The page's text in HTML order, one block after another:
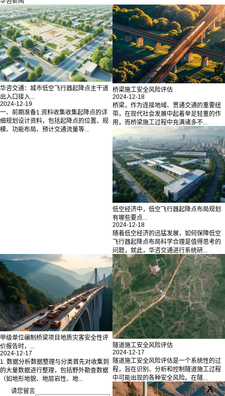
华咨交通：城市低空飞行器起降点主干道
出入口接入...
2024-12-19
一、前期准备1.资料收集收集起降点的详
细规划设计资料，包括起降点的位置、规
模、功能布局、预计交通流量等...
桥梁施工安全风险评估
2024-12-18
桥梁，作为连接地域、贯通交通的重要纽
带，在现代社会发展中起着举足轻重的作
用，而桥梁施工过程中充满诸多不...
低空经济中，低空飞行器起降点布局规划
有哪些要点...
2024-12-18
随着低空经济的迅猛发展，如何保障低空
飞行器起降点布局科学合理是值得思考的
问题，就此，华咨交通进行系统研...
甲级单位编制桥梁项目地质灾害安全性评
价报告时，...
2024-12-17
1. 数据分析数据整理与分类首先对收集到
的大量数据进行整理，包括野外勘查数据
（如地形地貌、地层岩性、地...
隧道施工安全风险评估
2024-12-17
隧道施工安全风险评估是一个系统性的过
程，旨在识别、分析和控制隧道施工过程
中可能出现的各种安全风险。在隧...
请您留言 x